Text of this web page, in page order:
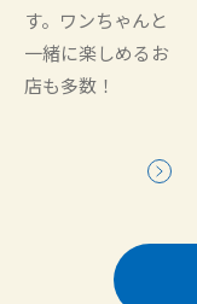
す。ワンちゃんと
一緒に楽しめるお
店も多数！